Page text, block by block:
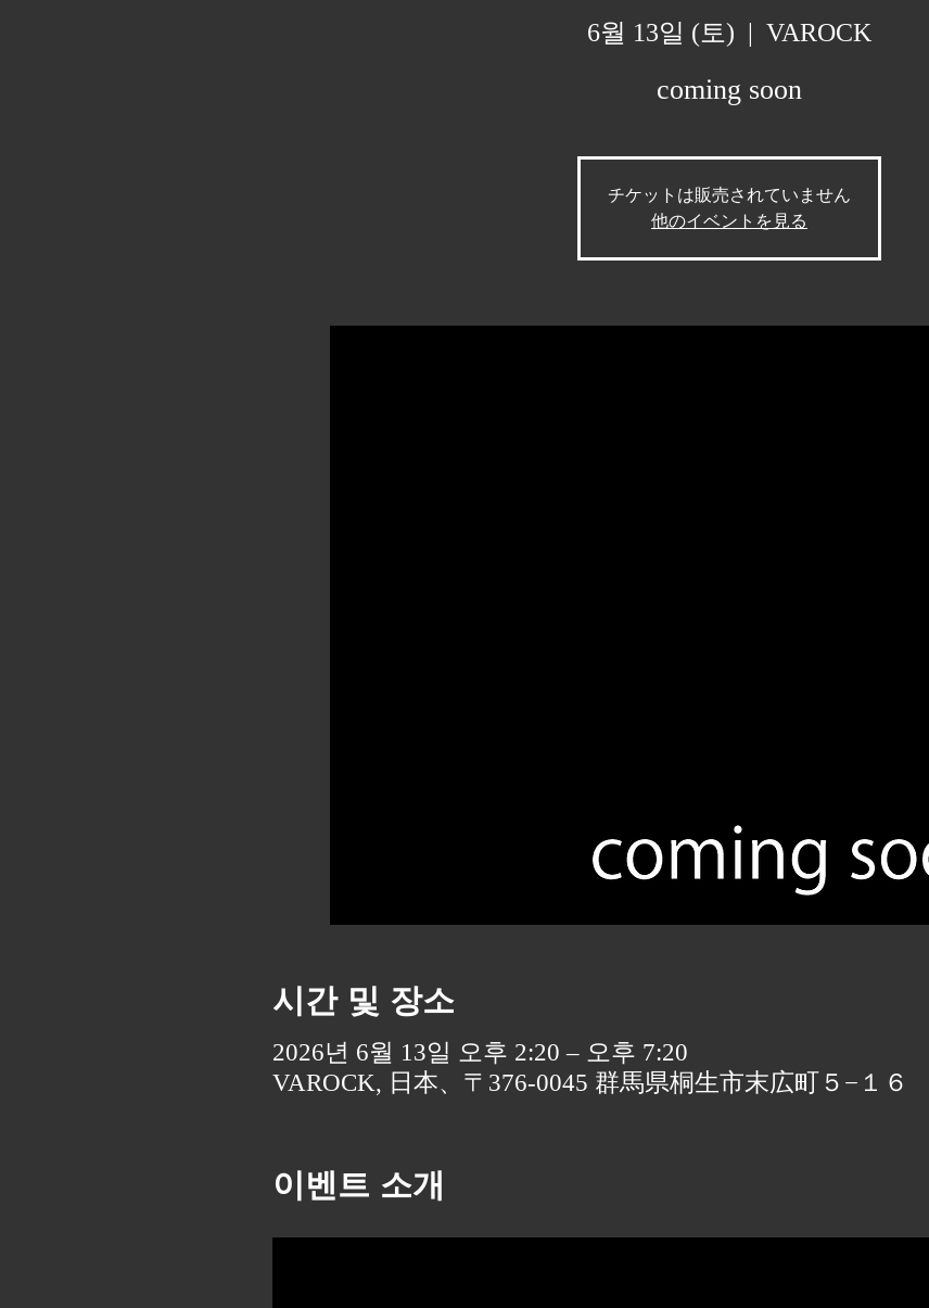
6월 13일 (토)
  |
VAROCK
coming soon
チケットは販売されていません
他のイベントを見る
시간 및 장소
2026년 6월 13일 오후 2:20 – 오후 7:20
VAROCK, 日本、〒376-0045 群馬県桐生市末広町５−１６
이벤트 소개